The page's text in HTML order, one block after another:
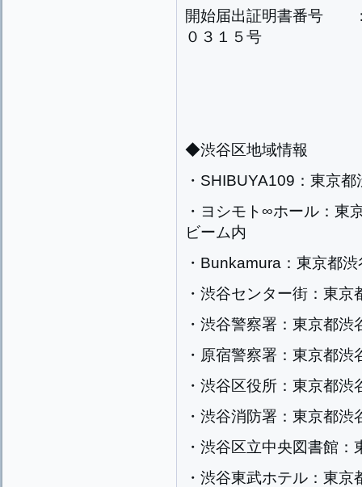
開始届出証明書番号
０３１５号
◆渋谷区地域情報
・SHIBUYA109：東京
・ヨシモト∞ホール：
ビーム内
・Bunkamura：東京都
・渋谷センター街：東京
・渋谷警察署：東京都
・原宿警察署：東京都
・渋谷区役所：東京都
・渋谷消防署：東京都
・渋谷区立中央図書館
・渋谷東武ホテル：東